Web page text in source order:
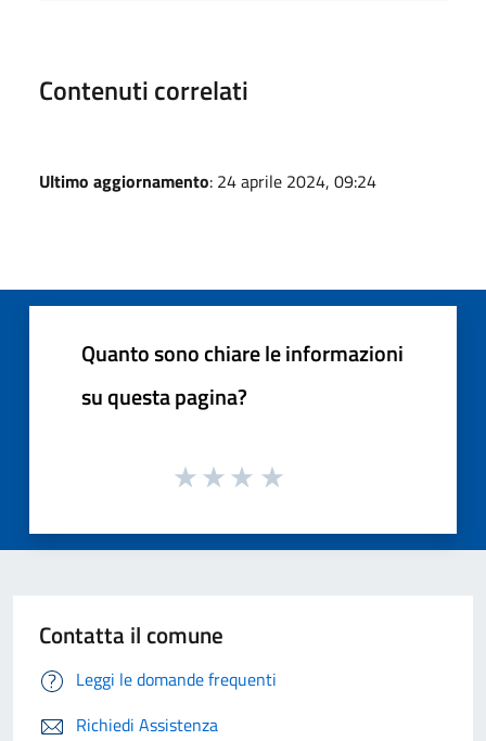
Contenuti correlati
Ultimo aggiornamento: 24 aprile 2024, 09:24
Quanto sono chiare le informazioni
su questa pagina?
Contatta il comune
Leggi le domande frequenti
Richiedi Assistenza